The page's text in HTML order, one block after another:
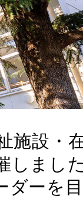
施設・
しまし
ダーを